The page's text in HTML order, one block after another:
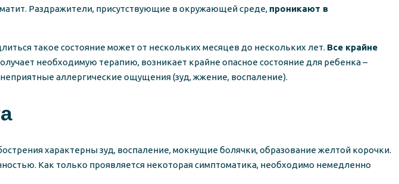
Раздражители, присутствующие в окружающей среде, проникают в
такое состояние может от нескольких месяцев до нескольких лет. Все крайне
необходимую терапию, возникает крайне опасное состояние для ребенка –
аллергические ощущения (зуд, жжение, воспаление).
характерны зуд, воспаление, мокнущие болячки, образование желтой корочки.
Как только проявляется некоторая симптоматика, необходимо немедленно